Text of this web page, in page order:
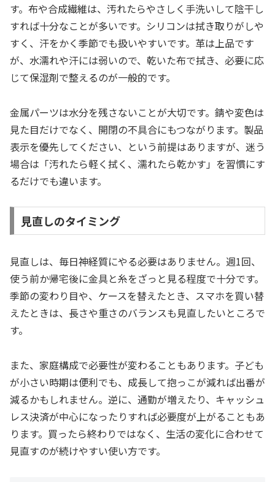
す。布や合成繊維は、汚れたらやさしく手洗いして陰干し
すれば十分なことが多いです。シリコンは拭き取りがしや
すく、汗をかく季節でも扱いやすいです。革は上品です
が、水濡れや汗には弱いので、乾いた布で拭き、必要に応
じて保湿剤で整えるのが一般的です。
金属パーツは水分を残さないことが大切です。錆や変色は
見た目だけでなく、開閉の不具合にもつながります。製品
表示を優先してください、という前提はありますが、迷う
場合は「汚れたら軽く拭く、濡れたら乾かす」を習慣にす
るだけでも違います。
見直しのタイミング
見直しは、毎日神経質にやる必要はありません。週1回、
使う前か帰宅後に金具と糸をざっと見る程度で十分です。
季節の変わり目や、ケースを替えたとき、スマホを買い替
えたときは、長さや重さのバランスも見直したいところで
す。
また、家庭構成で必要性が変わることもあります。子ども
が小さい時期は便利でも、成長して抱っこが減れば出番が
減るかもしれません。逆に、通勤が増えたり、キャッシュ
レス決済が中心になったりすれば必要度が上がることもあ
ります。買ったら終わりではなく、生活の変化に合わせて
見直すのが続けやすい使い方です。